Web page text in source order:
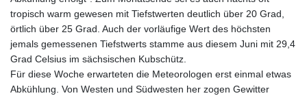
tropisch warm gewesen mit Tiefstwerten deutlich über 20 Grad,
örtlich über 25 Grad. Auch der vorläufige Wert des höchsten
jemals gemessenen Tiefstwerts stamme aus diesem Juni mit 29,4
Grad Celsius im sächsischen Kubschütz.
Für diese Woche erwarteten die Meteorologen erst einmal etwas
Abkühlung. Von Westen und Südwesten her zogen Gewitter